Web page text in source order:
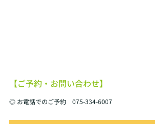
【ご予約・お問い合わせ】
◎ お電話でのご予約　075-334-6007